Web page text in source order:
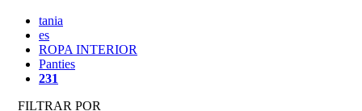
tania
es
ROPA INTERIOR
Panties
231
FILTRAR POR